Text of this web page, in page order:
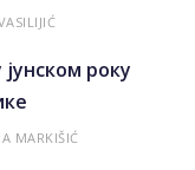
року
MARKIŠIĆ